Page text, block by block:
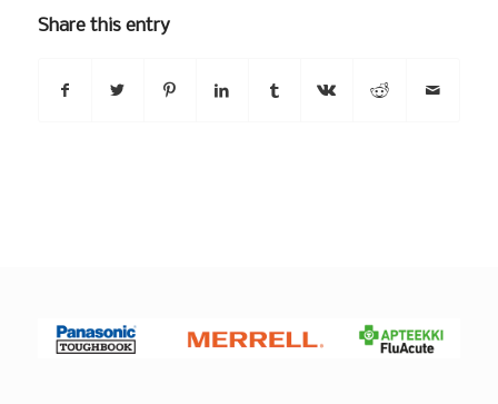
Share this entry